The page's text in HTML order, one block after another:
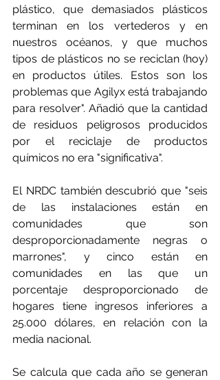
plástico, que demasiados plásticos
terminan en los vertederos y en
nuestros océanos, y que muchos
tipos de plásticos no se reciclan (hoy)
en productos útiles. Estos son los
problemas que Agilyx está trabajando
para resolver". Añadió que la cantidad
de residuos peligrosos producidos
por el reciclaje de productos
químicos no era "significativa".
El NRDC también descubrió que "seis
de las instalaciones están en
comunidades que son
desproporcionadamente negras o
marrones", y cinco están en
comunidades en las que un
porcentaje desproporcionado de
hogares tiene ingresos inferiores a
25.000 dólares, en relación con la
media nacional.
Se calcula que cada año se generan